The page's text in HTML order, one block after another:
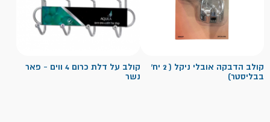
קולב הדבקה אובלי ניקל ( 2 יח'
בבליסטר)
קולב על דלת כרום 4 ווים - פאר
נשר